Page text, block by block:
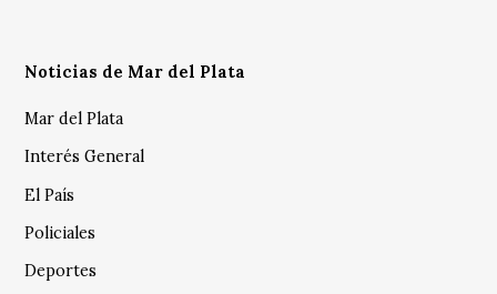
Noticias de Mar del Plata
Mar del Plata
Interés General
El País
Policiales
Deportes